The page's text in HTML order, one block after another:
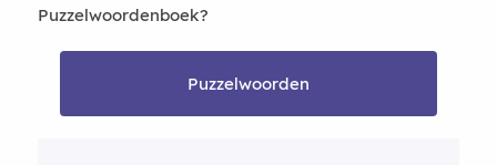
Puzzelwoordenboek?
Puzzelwoorden